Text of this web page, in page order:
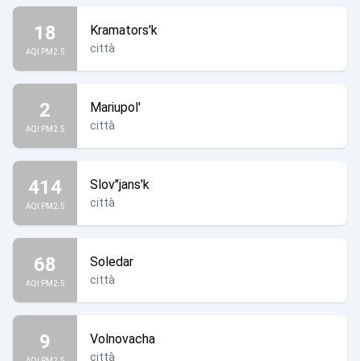
18
AQI PM2.5
Kramators'k
città
2
AQI PM2.5
Mariupol'
città
414
AQI PM2.5
Slov"jans'k
città
68
AQI PM2.5
Soledar
città
9 Volnovacha
città